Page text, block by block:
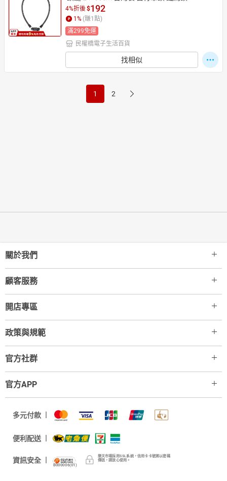
4%折後$192
1 % (賺1 點)
滿299免運
民權橋電子生活百貨
找相似
1 2
關於我們
顧客服務
開店專區
政策與規範
官方社群
官方APP
資訊安全
B000006(01)
樂天市場採用SSL系統，信用卡卡號將以密碼
傳送，請放心使用。
多元付款
便利配送